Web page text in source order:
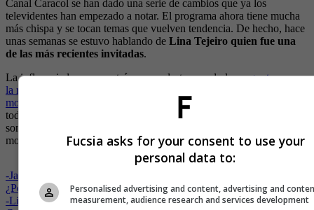
Canal Caracol se han dado una serie de cambios que ya los
televidentes han empezado a notar. El programa ahora tiene mucha
más chispa y se tocan temas que vuelven tendencia. De hecho, hace
unas semanas se estuvo hablando de Lina Tejeiro quien fue una
de las más recientes invitadas.
La influenciadora se mostró muy molesta cuando le preguntaron por
la relación que tuvo con Andy Rivera y le preguntaron por los
motivos por los cuales la relación había llegado a su final
todo lo quieren saber? Hay cosas que uno no puede saber porque
son parte de la privacidad de cada persona”, dijo notablemente
molesta la famosa.
-Jamil Farah, el novio de Carolina Cruz, se va de Colombia.
¿Peligra el noviazgo?
-Lincoln Palomeque contó cómo es su relación actual con Carolina
Fucsia asks for your consent to use your
personal data to:
Personalised advertising and content, advertising and
measurement, audience research and services development